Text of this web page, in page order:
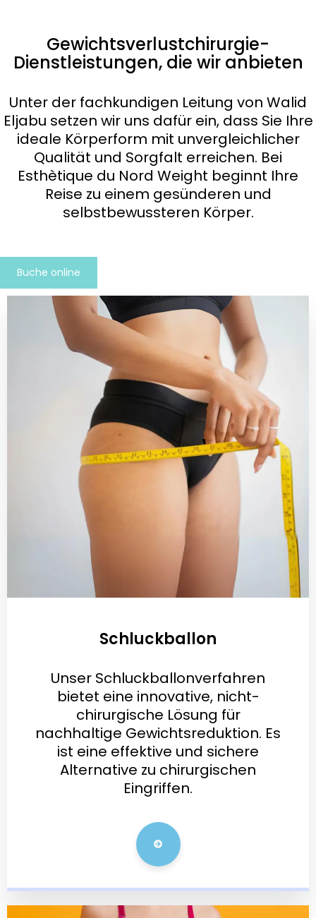
Gewichtsverlustchirurgie-
Dienstleistungen, die wir anbieten
Unter der fachkundigen Leitung von Walid
Eljabu setzen wir uns dafür ein, dass Sie Ihre
ideale Körperform mit unvergleichlicher
Qualität und Sorgfalt erreichen. Bei
Esthètique du Nord Weight beginnt Ihre
Reise zu einem gesünderen und
selbstbewussteren Körper.
Buche online
Schluckballon
Unser Schluckballonverfahren
bietet eine innovative, nicht-
chirurgische Lösung für
nachhaltige Gewichtsreduktion. Es
ist eine effektive und sichere
Alternative zu chirurgischen
Eingriffen.